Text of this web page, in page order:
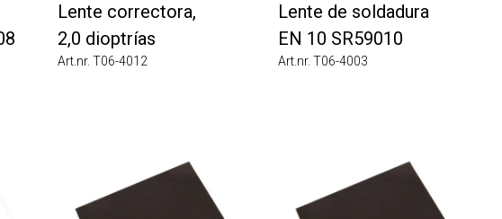
Lente correctora,
2,0 dioptrías
Art.nr. T06-4012
Lente de soldadura
EN 10 SR59010
Art.nr. T06-4003